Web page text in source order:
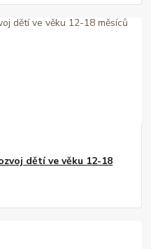
dětí ve věku 12-18